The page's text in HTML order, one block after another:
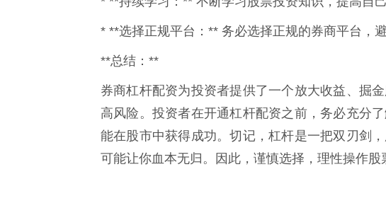
* **选择正规平台：** 务必选择正规的券商平台，
**总结：**
券商杠杆配资为投资者提供了一个放大收益、掘
高风险。投资者在开通杠杆配资之前，务必充分
能在股市中获得成功。切记，杠杆是一把双刃剑
可能让你血本无归。因此，谨慎选择，理性操作股